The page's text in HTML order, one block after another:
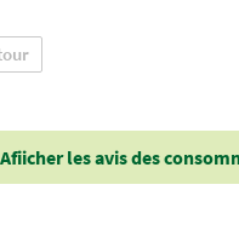
les avis des